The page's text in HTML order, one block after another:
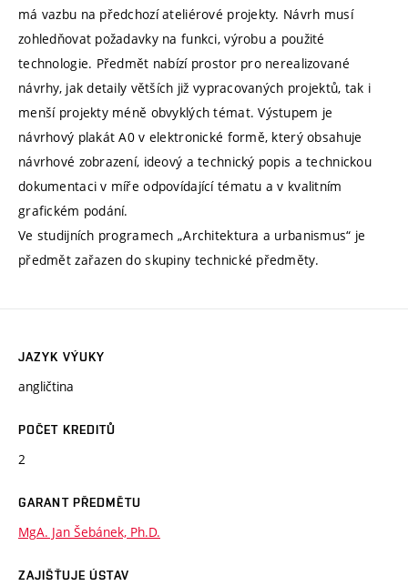
má vazbu na předchozí ateliérové projekty. Návrh musí
zohledňovat požadavky na funkci, výrobu a použité
technologie. Předmět nabízí prostor pro nerealizované
návrhy, jak detaily větších již vypracovaných projektů, tak i
menší projekty méně obvyklých témat. Výstupem je
návrhový plakát A0 v elektronické formě, který obsahuje
návrhové zobrazení, ideový a technický popis a technickou
dokumentaci v míře odpovídající tématu a v kvalitním
grafickém podání.
Ve studijních programech „Architektura a urbanismus“ je
předmět zařazen do skupiny technické předměty.
JAZYK VÝUKY
angličtina
POČET KREDITŮ
2
GARANT PŘEDMĚTU
MgA. Jan Šebánek, Ph.D.
ZAJIŠŤUJE ÚSTAV